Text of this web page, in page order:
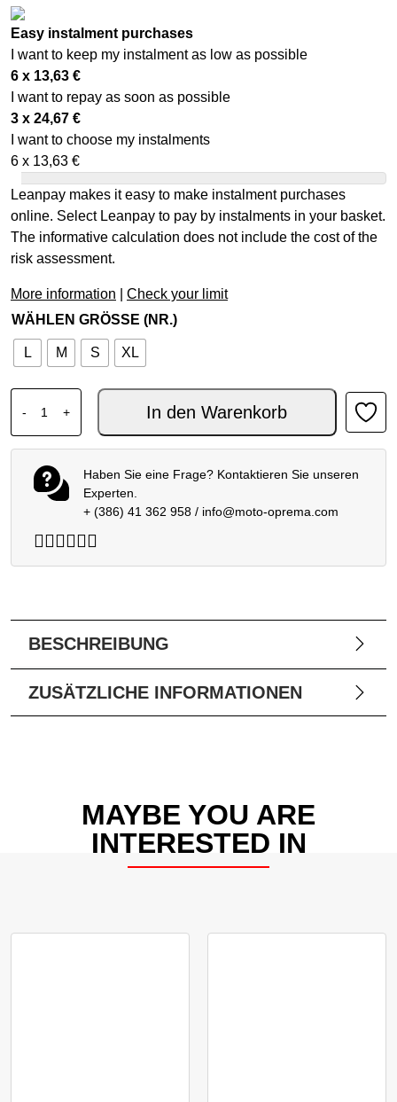
Easy instalment purchases
I want to keep my instalment as low as possible
6 x 13,63 €
I want to repay as soon as possible
3 x 24,67 €
I want to choose my instalments
6 x 13,63 €
Leanpay makes it easy to make instalment purchases
online. Select Leanpay to pay by instalments in your basket.
The informative calculation does not include the cost of the
risk assessment.
More information
Check your limit
WÄHLEN GRÖSSE (NR.)
L M S XL
-
FOX HOODIE NON STOP HUNTER GREEN Menge
+ In den Warenkorb
Haben Sie eine Frage? Kontaktieren Sie unseren
Experten.
+ (386) 41 362 958/ info@moto-oprema.com
BESCHREIBUNG
ZUSÄTZLICHE INFORMATIONEN
MAYBE YOU ARE
INTERESTED IN